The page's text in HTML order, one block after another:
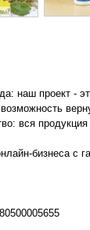
наш проект -
вся
бизнеса с